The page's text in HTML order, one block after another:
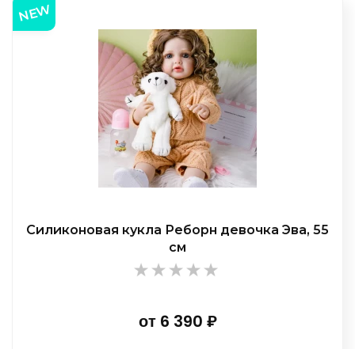
NEW
Силиконовая кукла Реборн девочка Эва, 55
см
от6 390 ₽